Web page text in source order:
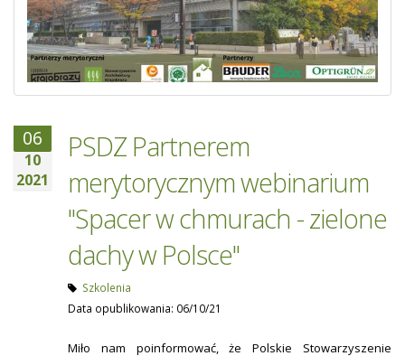
06
10
2021
PSDZ Partnerem
merytorycznym webinarium
"Spacer w chmurach - zielone
dachy w Polsce"
Szkolenia
Data opublikowania: 06/10/21
Miło nam poinformować, że Polskie Stowarzyszenie